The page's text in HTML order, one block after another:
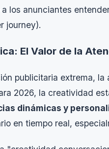
los anunciantes
journey).
El Valor de la
publicitaria extrema,
2026, la creatividad
dinámicas y
en tiempo real,